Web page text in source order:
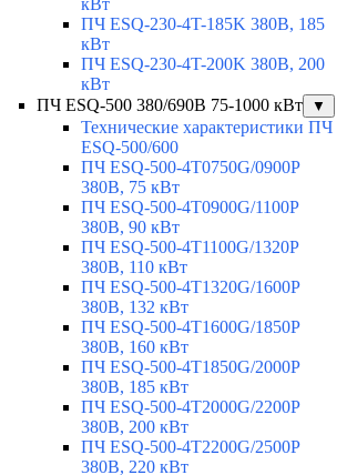
кВт
ПЧ ESQ-230-4T-185K 380В, 185
кВт
ПЧ ESQ-230-4T-200K 380В, 200
кВт
ПЧ ESQ-500 380/690В 75-1000 кВт
▼
Технические характеристики ПЧ
ESQ-500/600
ПЧ ESQ-500-4T0750G/0900P
380В, 75 кВт
ПЧ ESQ-500-4T0900G/1100P
380В, 90 кВт
ПЧ ESQ-500-4T1100G/1320P
380В, 110 кВт
ПЧ ESQ-500-4T1320G/1600P
380В, 132 кВт
ПЧ ESQ-500-4T1600G/1850P
380В, 160 кВт
ПЧ ESQ-500-4T1850G/2000P
380В, 185 кВт
ПЧ ESQ-500-4T2000G/2200P
380В, 200 кВт
ПЧ ESQ-500-4T2200G/2500P
380В, 220 кВт